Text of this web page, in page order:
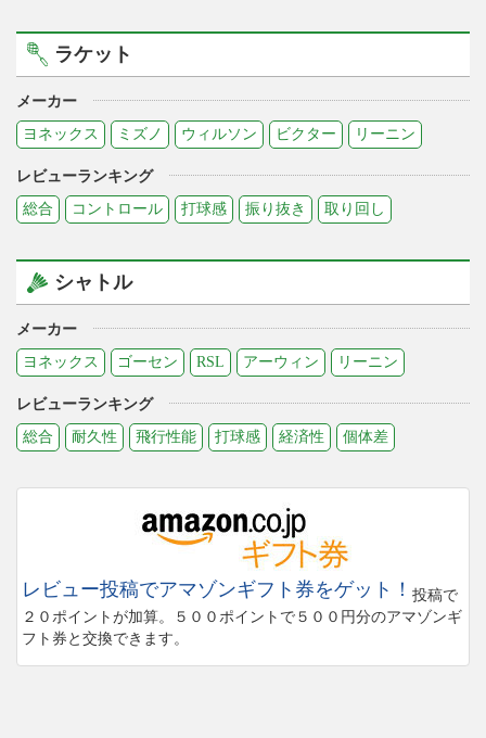
ラケット
メーカー
ヨネックス
ミズノ ウィルソン ビクター リーニン
レビューランキング
総合
コントロール 打球感 振り抜き 取り回し
シャトル
メーカー
ヨネックス
ゴーセン RSL アーウィン リーニン
レビューランキング
総合
耐久性 飛行性能 打球感 経済性 個体差
レビュー投稿でアマゾンギフト券をゲット！ 投稿で
２０ポイントが加算。５００ポイントで５００円分のアマゾンギ
フト券と交換できます。